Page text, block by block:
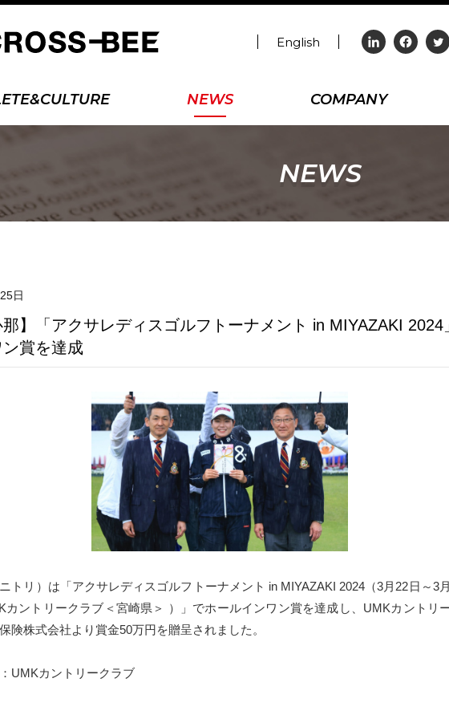
English
NEWS COMPANY
NEWS
日
那】「アクサレディスゴルフトーナメント in MIYAZAKI 2024
賞を達成
トリ）は「アクサレディスゴルフトーナメント in MIYAZAKI 2024（3月22日～3
カントリークラブ＜宮崎県＞ ）」でホールインワン賞を達成し、UMKカントリ
険株式会社より賞金50万円を贈呈されました。
UMKカントリークラブ